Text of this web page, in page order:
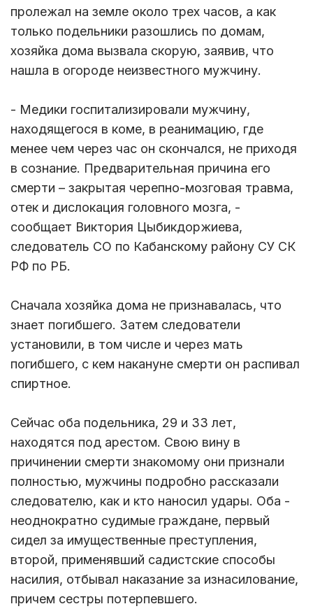
пролежал на земле около трех часов, а как
только подельники разошлись по домам,
хозяйка дома вызвала скорую, заявив, что
нашла в огороде неизвестного мужчину.
- Медики госпитализировали мужчину,
находящегося в коме, в реанимацию, где
менее чем через час он скончался, не приходя
в сознание. Предварительная причина его
смерти – закрытая черепно-мозговая травма,
отек и дислокация головного мозга, -
сообщает Виктория Цыбикдоржиева,
следователь СО по Кабанскому району СУ СК
РФ по РБ.
Сначала хозяйка дома не признавалась, что
знает погибшего. Затем следователи
установили, в том числе и через мать
погибшего, с кем накануне смерти он распивал
спиртное.
Сейчас оба подельника, 29 и 33 лет,
находятся под арестом. Свою вину в
причинении смерти знакомому они признали
полностью, мужчины подробно рассказали
следователю, как и кто наносил удары. Оба -
неоднократно судимые граждане, первый
сидел за имущественные преступления,
второй, применявший садистские способы
насилия, отбывал наказание за изнасилование,
причем сестры потерпевшего.